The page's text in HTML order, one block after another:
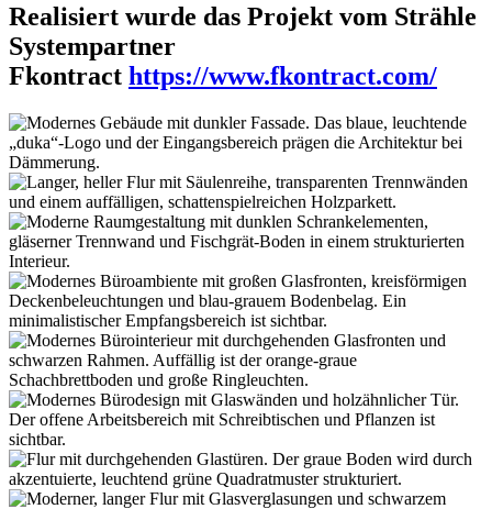
Realisiert wurde das Projekt vom Strähle
Systempartner
Fkontract https://www.fkontract.com/